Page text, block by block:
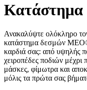
Κατάστημα
Ανακαλύψτε ολόκληρο
κατάστημα δεσμών
καρδιά σας: από υψηλής
χειροπέδες ποδιών μέχρι
μάσκες, φίμωτρα και
μόλις τα πρώτα σας